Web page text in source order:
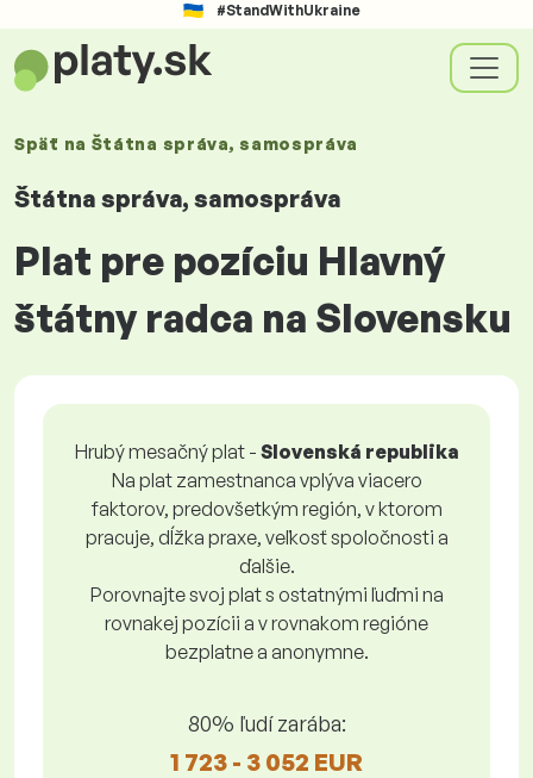
#StandWithUkraine
Späť na Štátna správa, samospráva
Štátna správa, samospráva
Plat pre pozíciu Hlavný
štátny radca na Slovensku
Hrubý mesačný plat - Slovenská republika
Na plat zamestnanca vplýva viacero
faktorov, predovšetkým región, v ktorom
pracuje, dĺžka praxe, veľkosť spoločnosti a
ďalšie.
Porovnajte svoj plat s ostatnými ľuďmi na
rovnakej pozícii a v rovnakom regióne
bezplatne a anonymne.
80% ľudí zarába:
1 723 - 3 052 EUR